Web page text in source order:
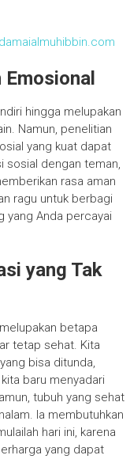
hingga melupakan
Namun, penelitian
yang kuat dapat
sosial dengan teman,
rasa aman
ragu untuk berbagi
yang Anda percayai
yang Tak
betapa
tetap sehat. Kita
bisa ditunda,
baru menyadari
tubuh yang sehat
Ia membutuhkan
hari ini, karena
yang dapat